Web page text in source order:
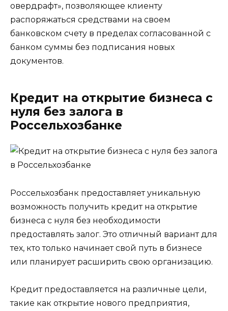
овердрафт», позволяющее клиенту
распоряжаться средствами на своем
банковском счету в пределах согласованной с
банком суммы без подписания новых
документов.
Кредит на открытие бизнеса с
нуля без залога в
Россельхозбанке
Россельхозбанк предоставляет уникальную
возможность получить кредит на открытие
бизнеса с нуля без необходимости
предоставлять залог. Это отличный вариант для
тех, кто только начинает свой путь в бизнесе
или планирует расширить свою организацию.
Кредит предоставляется на различные цели,
такие как открытие нового предприятия,